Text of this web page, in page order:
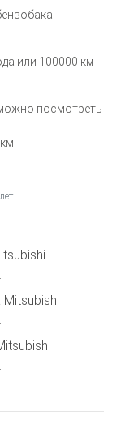
или 100000 км
посмотреть
км